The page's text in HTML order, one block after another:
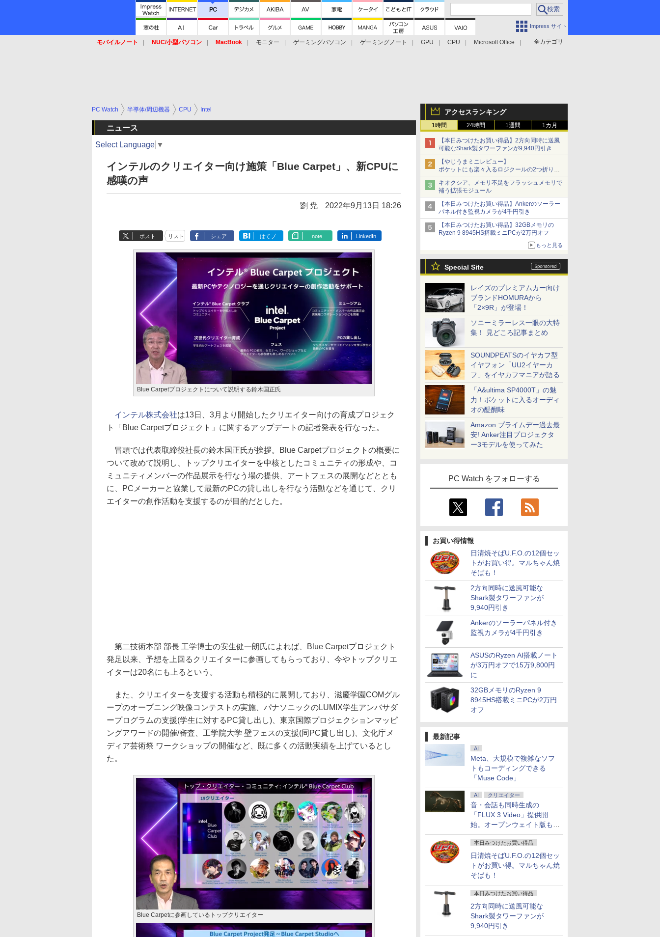
Impress サイト
全カテゴリ
モバイルノート NUC/小型パソコン MacBook モニター ゲーミングパソコン ゲーミングノート GPU CPU
Microsoft Office
アクセスランキング
1時間 24時間 1週間 1カ月
【本日みつけたお買い得品】2方向同時に送風
可能なShark製タワーファンが9,940円引き
【やじうまミニレビュー】
ポケットにも楽々入るロジクールの2つ折りマ
ウス「Mobi Fold」。その気になるギミックと
は？
キオクシア、メモリ不足をフラッシュメモリで
補う拡張モジュール
【本日みつけたお買い得品】Ankerのソーラー
パネル付き監視カメラが4千円引き
【本日みつけたお買い得品】32GBメモリの
Ryzen 9 8945HS搭載ミニPCが2万円オフ
もっと見る
Special Site
レイズのプレミアムカー向け
ブランドHOMURAから
「2×9R」が登場！
ソニーミラーレス一眼の大特
集！ 見どころ記事まとめ
SOUNDPEATSのイヤカフ型
イヤフォン「UU2イヤーカ
フ」をイヤカフマニアが語る
「A&ultima SP4000T」の魅
力！ポケットに入るオーディ
オの醍醐味
Amazon プライムデー過去最
安! Anker注目プロジェクタ
ー3モデルを使ってみた
PC Watch をフォローする
お買い得情報
日清焼そばU.F.O.の12個セッ
トがお買い得。マルちゃん焼
そばも！
2方向同時に送風可能な
Shark製タワーファンが
9,940円引き
Ankerのソーラーパネル付き
監視カメラが4千円引き
ASUSのRyzen AI搭載ノート
が3万円オフで15万9,800円
に
32GBメモリのRyzen 9
8945HS搭載ミニPCが2万円
オフ
最新記事
AI
Meta、大規模で複雑なソフ
トもコーディングできる
「Muse Code」
AI クリエイター
音・会話も同時生成の
「FLUX 3 Video」提供開
始。オープンウェイト版も計
画
本日みつけたお買い得品
日清焼そばU.F.O.の12個セッ
トがお買い得。マルちゃん焼
そばも！
本日みつけたお買い得品
2方向同時に送風可能な
Shark製タワーファンが
9,940円引き
PC Watch 半導体/周辺機器 CPU Intel
ニュース
Select Language ▼
インテルのクリエイター向け施策「Blue Carpet」、新CPUに
感嘆の声
劉 尭 2022年9月13日 18:26
ポスト リスト シェア はてブ note LinkedIn
Blue Carpetプロジェクトについて説明する鈴木国正氏
インテル株式会社は13日、3月より開始したクリエイター向けの育成プロジェク
ト「Blue Carpetプロジェクト」に関するアップデートの記者発表を行なった。
冒頭では代表取締役社長の鈴木国正氏が挨拶。Blue Carpetプロジェクトの概要に
ついて改めて説明し、トップクリエイターを中核としたコミュニティの形成や、コ
ミュニティメンバーの作品展示を行なう場の提供、アートフェスの展開などととも
に、PCメーカーと協業して最新のPCの貸し出しを行なう活動などを通じて、クリ
エイターの創作活動を支援するのが目的だとした。
第二技術本部 部長 工学博士の安生健一朗氏によれば、Blue Carpetプロジェクト
発足以来、予想を上回るクリエイターに参画してもらっており、今やトップクリエ
イターは20名にも上るという。
また、クリエイターを支援する活動も積極的に展開しており、滋慶学園COMグル
ープのオープニング映像コンテストの実施、パナソニックのLUMIX学生アンバサダ
ープログラムの支援(学生に対するPC貸し出し)、東京国際プロジェクションマッピ
ングアワードの開催/審査、工学院大学 壁フェスの支援(同PC貸し出し)、文化庁メ
ディア芸術祭 ワークショップの開催など、既に多くの活動実績を上げているとし
た。
Blue Carpetに参画しているトップクリエイター